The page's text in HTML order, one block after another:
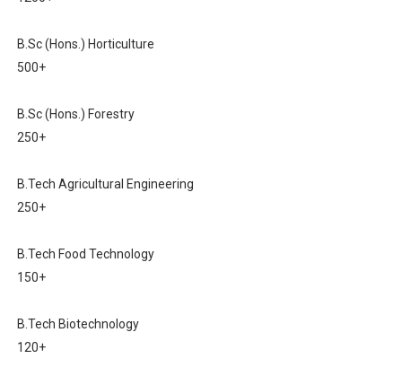
B.Sc (Hons.) Horticulture
500+
B.Sc (Hons.) Forestry
250+
B.Tech Agricultural Engineering
250+
B.Tech Food Technology
150+
B.Tech Biotechnology
120+